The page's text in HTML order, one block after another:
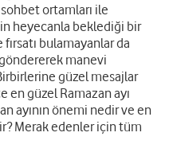
ortamları ile
heyecanla beklediği bir
bulamayanlar da
manevi
güzel mesajlar
güzel Ramazan ayı
ayının önemi nedir ve en
Merak edenler için tüm